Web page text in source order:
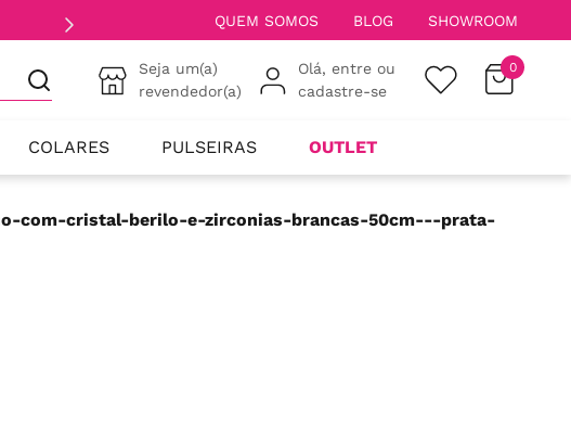
QUEM SOMOS BLOG SHOWROOM
Seja um(a)
revendedor(a)
Olá, entre ou
cadastre-se
0
COLARES PULSEIRAS OUTLET
com-cristal-berilo-e-zirconias-brancas-50cm---prata-